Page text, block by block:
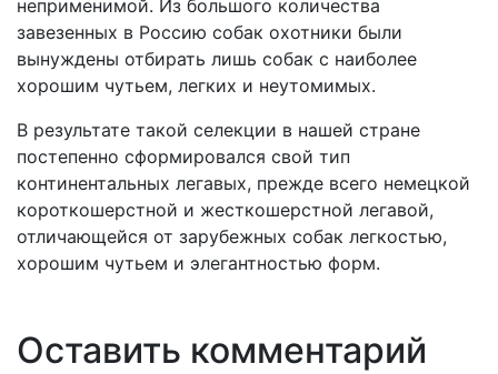
неприменимой. Из большого количества
завезенных в Россию собак охотники были
вынуждены отбирать лишь собак с наиболее
хорошим чутьем, легких и неутомимых.
В результате такой селекции в нашей стране
постепенно сформировался свой тип
континентальных легавых, прежде всего немецкой
короткошерстной и жесткошерстной легавой,
отличающейся от зарубежных собак легкостью,
хорошим чутьем и элегантностью форм.
Оставить комментарий